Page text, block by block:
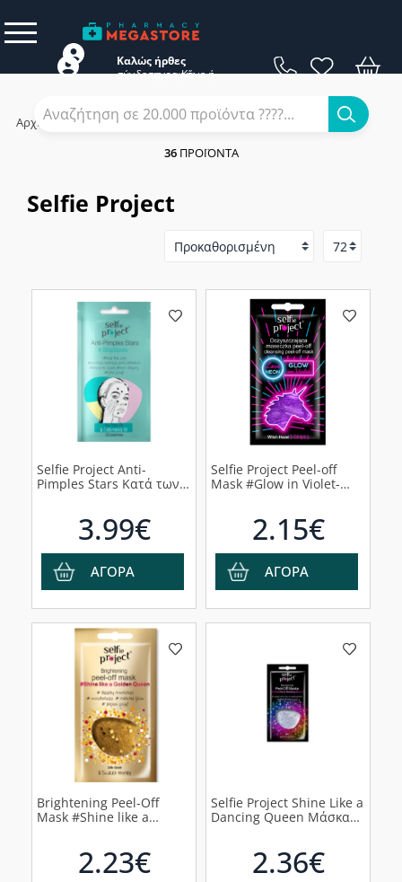
Καλώς ήρθες
Κάνε
σύνδεση ή
εγγραφή
Αρχική / Εταιρίες
Selfie Project
36ΠΡΟΪΌΝΤΑ
Selfie Project
Selfie Project Anti-
Pimples Stars Κατά των
3.99€
ΑΓΟΡΑ
Selfie Project Peel-off
Mask #Glow in Violet-
2.15€
ΑΓΟΡΑ
Brightening Peel-Off
Mask #Shine like a
2.23€
Selfie Project Shine Like a
Dancing Queen Μάσκα
2.36€